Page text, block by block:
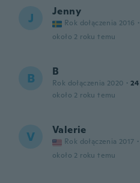
J Jenny
Rok dołączenia 2016 ·
około 2 roku temu
B B
Rok dołączenia 2020 · 24
około 2 roku temu
V Valerie
Rok dołączenia 2017 ·
około 2 roku temu